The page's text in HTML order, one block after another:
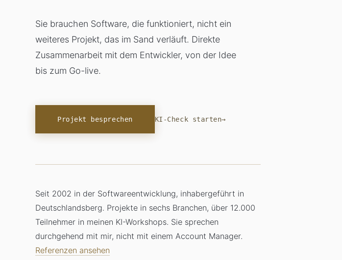
Sie brauchen Software, die funktioniert, nicht ein
weiteres Projekt, das im Sand verläuft. Direkte
Zusammenarbeit mit dem Entwickler, von der Idee
bis zum Go-live.
Projekt besprechen KI-Check starten
Seit 2002 in der Softwareentwicklung, inhabergeführt in
Deutschlandsberg. Projekte in sechs Branchen, über 12.000
Teilnehmer in meinen KI-Workshops. Sie sprechen
durchgehend mit mir, nicht mit einem Account Manager.
Referenzen ansehen